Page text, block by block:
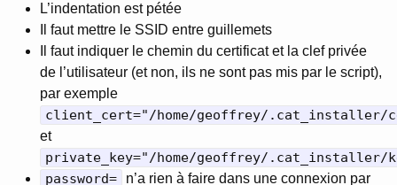
L’indentation est pétée
Il faut mettre le SSID entre guillemets
Il faut indiquer le chemin du certificat et la clef privée
de l’utilisateur (et non, ils ne sont pas mis par le script),
par exemple
client_cert="/home/geoffrey/.cat_installer/
et
private_key="/home/geoffrey/.cat_installer/
password=
n’a rien à faire dans une connexion par